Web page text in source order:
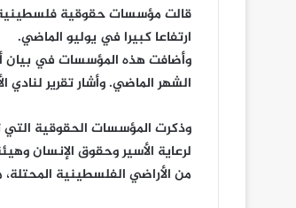
قالت مؤسسات حقوقية فلسطينية
ارتفاعا كبيرا في يوليو الماضي.
الشهر الماضي. وأشار تقرير لنادي
وذكرت المؤسسات الحقوقية التي
من الأراضي الفلسطينية المحتلة، من بينهم 144 طفلا و18 من النساء” مشيرة